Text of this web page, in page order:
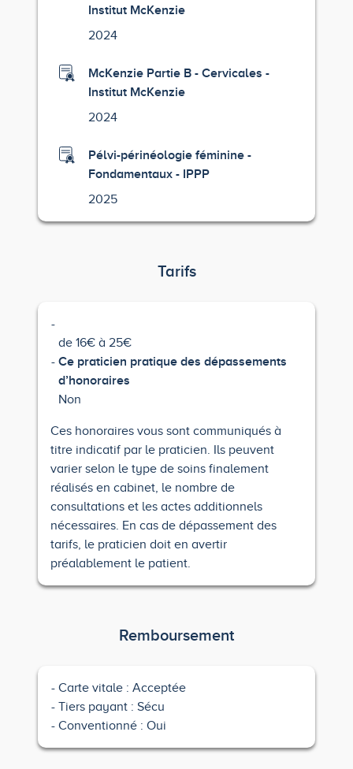
Institut McKenzie
2024
McKenzie Partie B - Cervicales -
Institut McKenzie
2024
Pélvi-périnéologie féminine -
Fondamentaux - IPPP
2025
Tarifs
de 16€ à 25€
Ce praticien pratique des dépassements
d’honoraires
Non
Ces honoraires vous sont communiqués à
titre indicatif par le praticien. Ils peuvent
varier selon le type de soins finalement
réalisés en cabinet, le nombre de
consultations et les actes additionnels
nécessaires. En cas de dépassement des
tarifs, le praticien doit en avertir
préalablement le patient.
Remboursement
Carte vitale : Acceptée
Tiers payant : Sécu
Conventionné : Oui